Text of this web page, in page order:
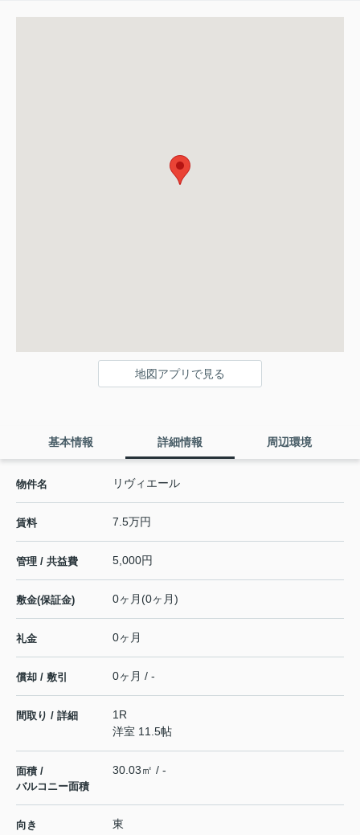
地図アプリで見る
基本情報 詳細情報 周辺環境
物件名 リヴィエール
賃料 7.5万円
管理 / 共益費 5,000円
敷金(保証金) 0ヶ月(0ヶ月)
礼金 0ヶ月
償却 / 敷引 0ヶ月 / -
間取り / 詳細
1R
洋室 11.5帖
面積 /
バルコニー面積
30.03㎡ / -
向き 東